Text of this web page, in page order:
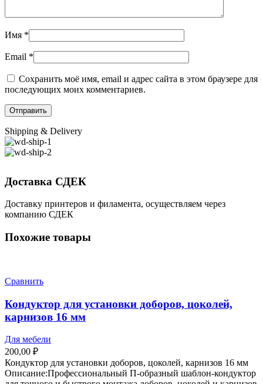
Имя *
Email *
Сохранить моё имя, email и адрес сайта в этом браузере для
последующих моих комментариев.
Shipping & Delivery
Доставка СДЕК
Доставку принтеров и филамента, осуществляем через
компанию СДЕК
Похожие товары
Сравнить
Кондуктор для установки доборов, цоколей,
карнизов 16 мм
Для мебели
200,00 ₽
Кондуктор для установки доборов, цоколей, карнизов 16 мм
Описание:Профессиональный П-образный шаблон-кондуктор